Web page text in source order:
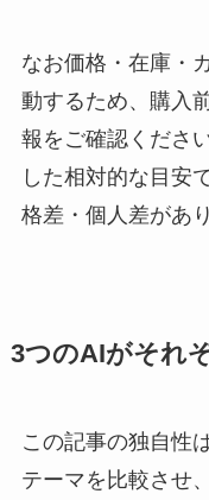
なお価格・在庫・
動するため、購入
報をご確認くださ
した相対的な目安
格差・個人差があ
3つのAIがそれ
この記事の独自性
テーマを比較させ